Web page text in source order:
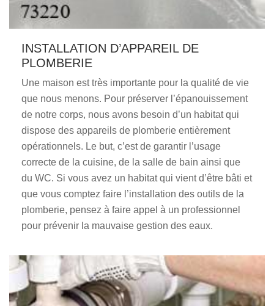
INSTALLATION D’APPAREIL DE
PLOMBERIE
Une maison est très importante pour la qualité de vie
que nous menons. Pour préserver l’épanouissement
de notre corps, nous avons besoin d’un habitat qui
dispose des appareils de plomberie entièrement
opérationnels. Le but, c’est de garantir l’usage
correcte de la cuisine, de la salle de bain ainsi que
du WC. Si vous avez un habitat qui vient d’être bâti et
que vous comptez faire l’installation des outils de la
plomberie, pensez à faire appel à un professionnel
pour prévenir la mauvaise gestion des eaux.